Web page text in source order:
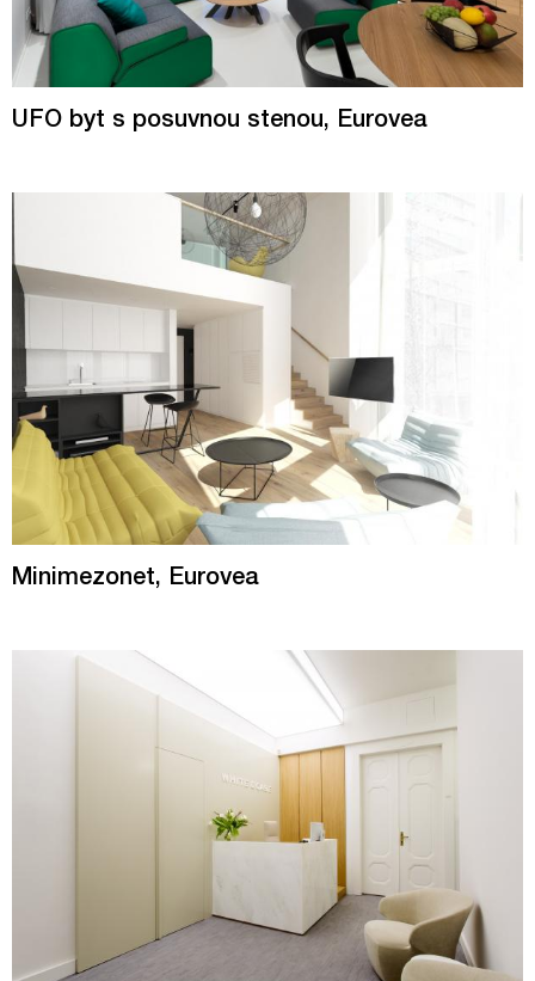
UFO byt s posuvnou stenou, Eurovea
Minimezonet, Eurovea